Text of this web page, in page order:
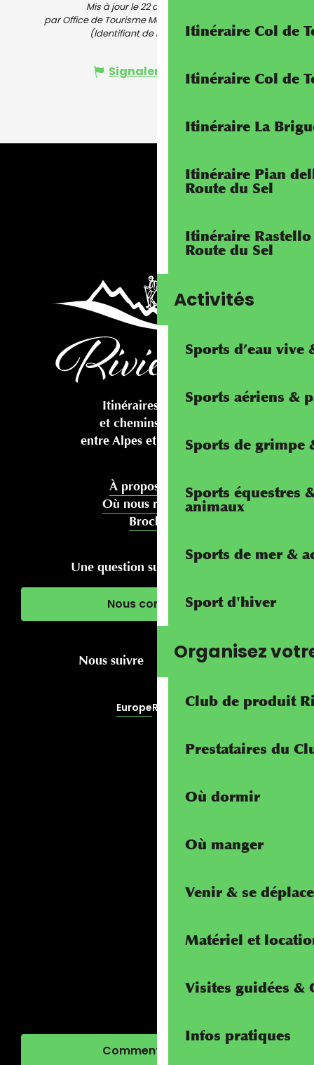
Itinéraire Col de
Itinéraire Col de
Itinéraire La
Itinéraire Pian
Route du Sel
Itinéraire
Route du Sel
Activités
Sports d’eau vive
Sports aériens &
Sports de grimpe
Sports équestres
animaux
Sports de mer &
Sport d'hiver
Organisez
Club de produit
Prestataires du
Où dormir
Où manger
Venir & se
Matériel et
Visites guidées &
Infos pratiques
Mis à jour le 22 août 2025 à 17:09
par Office de Tourisme Menton, Riviera & Merveilles
(Identifiant de l'offre : 7496921)
Signaler une erreur
Itinéraires cyclables
et chemins pédestres
entre Alpes et Méditerranée
À propos de nous
Où nous rencontrer
Brochures
Une question sur votre séjour ?
Nous contacter
Nous suivre
EuropeRivierALP
Comment venir ?